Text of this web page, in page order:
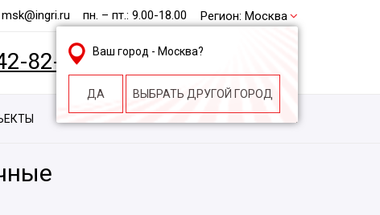
msk@ingri.ru пн. – пт.: 9.00-18.00 Регион: Москва
Ваш город - Москва?
ДА ВЫБРАТЬ ДРУГОЙ ГОРОД
82-62